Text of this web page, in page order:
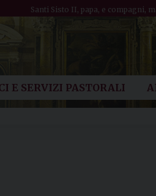
Santi Sisto II, papa, e compagni,
E SERVIZI PASTORALI